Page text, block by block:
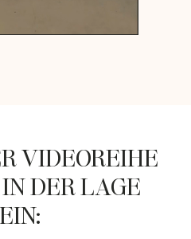
VIDEOREIHE
DER LAGE